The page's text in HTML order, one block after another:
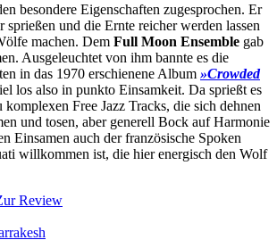
besondere Eigenschaften zugesprochen. Er
sprießen und die Ernte reicher werden lassen
machen. Dem Full Moon Ensemble gab
Ausgeleuchtet von ihm bannte es die
in das 1970 erschienene Album »Crowded
los also in punkto Einsamkeit. Da sprießt es
Free Jazz Tracks, die sich dehnen
und tosen, aber generell Bock auf Harmonie
Einsamen auch der französische Spoken
willkommen ist, die hier energisch den Wolf
Review